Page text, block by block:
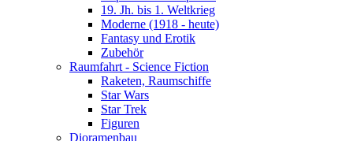
19. Jh. bis 1. Weltkrieg
Moderne (1918 - heute)
Fantasy und Erotik
Zubehör
Raumfahrt - Science Fiction
Raketen, Raumschiffe
Star Wars
Star Trek
Figuren
Dioramenbau